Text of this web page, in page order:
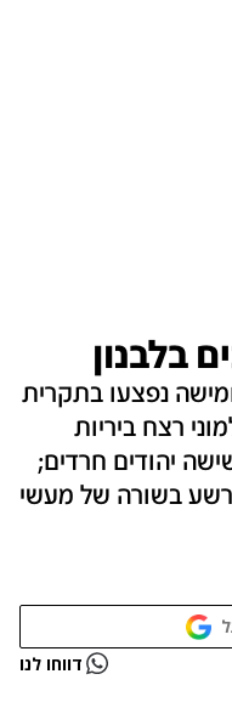
וחמישה נפצעו בתקרית
אלמוני רצח ביריות
יהודים חרדים;
הורשע בשורה של מעשי
דווחו לנו